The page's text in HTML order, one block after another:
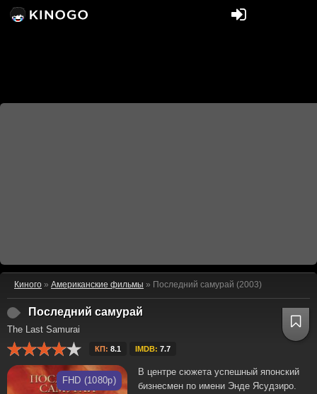
Киного » Американские фильмы » Последний самурай (2003)
Последний самурай
The Last Samurai
КП: 8.1 IMDB: 7.7
FHD (1080p)
В центре сюжета успешный японский
бизнесмен по имени Энде Ясудзиро.